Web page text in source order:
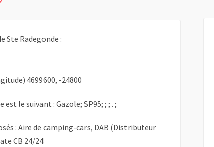
Ste Radegonde :
4699600, -24800
est le suivant : Gazole; SP95; ; ; . ;
: Aire de camping-cars, DAB (Distributeur
CB 24/24